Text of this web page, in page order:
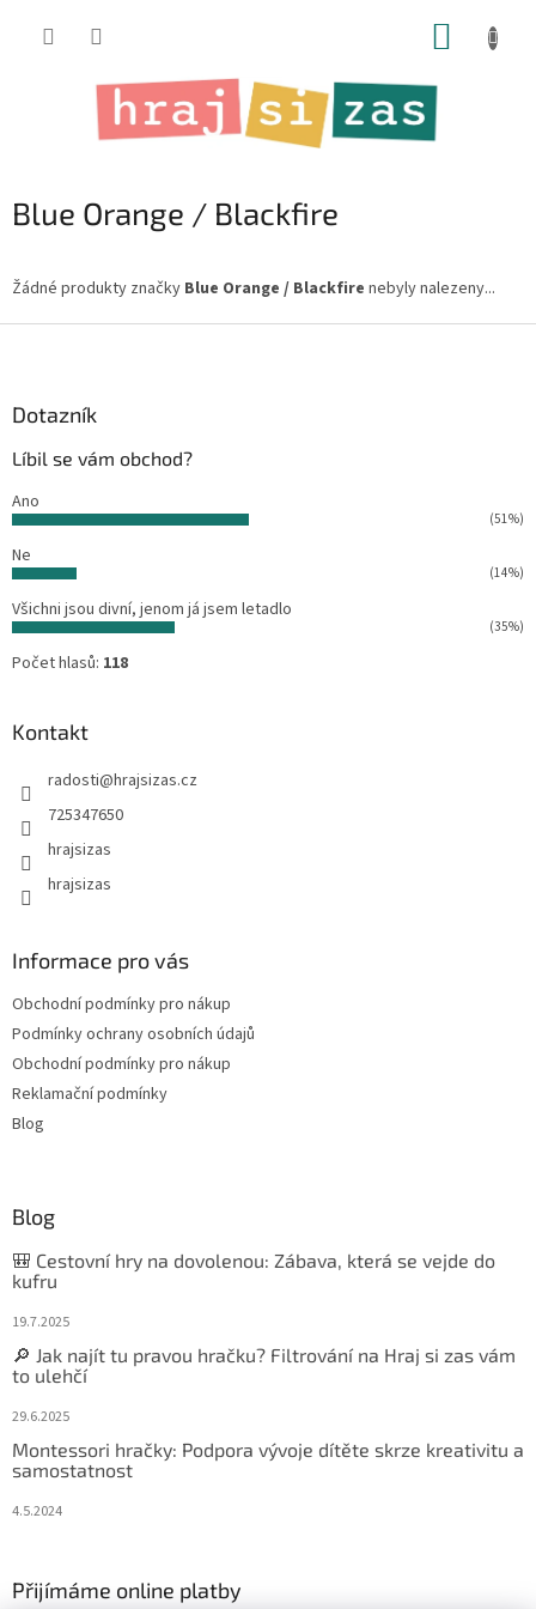
Blue Orange / Blackfire
Žádné produkty značky Blue Orange / Blackfire nebyly nalezeny...
Dotazník
Líbil se vám obchod?
Ano
(51%)
Ne
(14%)
Všichni jsou divní, jenom já jsem letadlo
(35%)
Počet hlasů: 118
Kontakt
radosti@hrajsizas.cz
725347650
hrajsizas
hrajsizas
Informace pro vás
Obchodní podmínky pro nákup
Podmínky ochrany osobních údajů
Obchodní podmínky pro nákup
Reklamační podmínky
Blog
Blog
🎒 Cestovní hry na dovolenou: Zábava, která se vejde do
kufru
19.7.2025
🔎 Jak najít tu pravou hračku? Filtrování na Hraj si zas vám
to ulehčí
29.6.2025
Montessori hračky: Podpora vývoje dítěte skrze kreativitu a
samostatnost
4.5.2024
Přijímáme online platby